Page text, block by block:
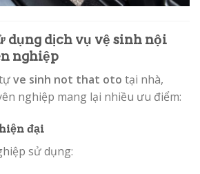
dụng dịch vụ vệ sinh nội
nghiệp
ve sinh not that oto tại nhà,
nghiệp mang lại nhiều ưu điểm:
đại
sử dụng: